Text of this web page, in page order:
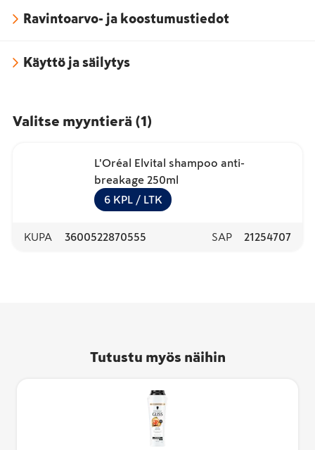
Ravintoarvo- ja koostumustiedot
Käyttö ja säilytys
Valitse myyntierä (1)
L'Oréal Elvital shampoo anti-
breakage 250ml
6 KPL / LTK
KUPA 3600522870555 SAP 21254707
Tutustu myös näihin